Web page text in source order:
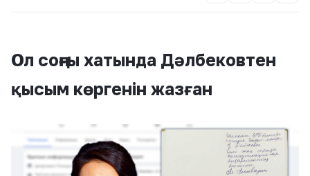
Ол соңғы хатында Дәлбековтен
қысым көргенін жазған